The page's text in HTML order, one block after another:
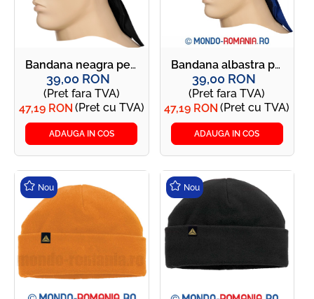
Bandana neagra pentru sudori - Bandana Weldas DOO-RAG
39,00 RON
(Pret fara TVA)
47,19 RON (Pret cu TVA)
ADAUGA IN COS
Bandana albastra pentru sudori - Bandana Weldas DOO-RAG
39,00 RON
(Pret fara TVA)
47,19 RON (Pret cu TVA)
ADAUGA IN COS
Nou Nou